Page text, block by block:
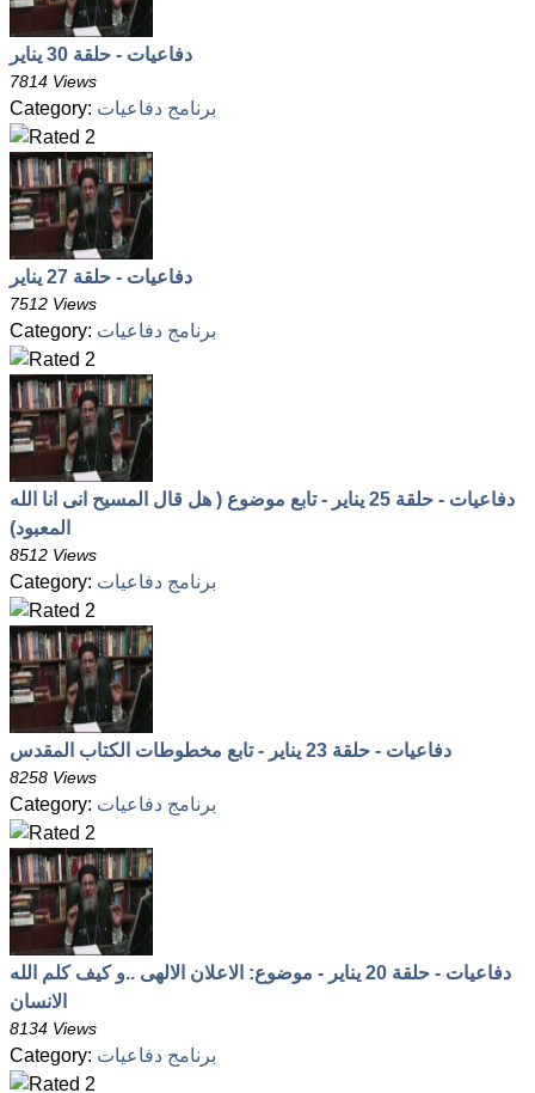
دفاعيات - حلقة 30 يناير
7814 Views
Category: برنامج دفاعيات
دفاعيات - حلقة 27 يناير
7512 Views
Category: برنامج دفاعيات
دفاعيات - حلقة 25 يناير - تابع موضوع ( هل قال المسيح انى انا الله
المعبود)
8512 Views
Category: برنامج دفاعيات
دفاعيات - حلقة 23 يناير - تابع مخطوطات الكتاب المقدس
8258 Views
Category: برنامج دفاعيات
دفاعيات - حلقة 20 يناير - موضوع: الاعلان الالهى ..و كيف كلم الله
الانسان
8134 Views
Category: برنامج دفاعيات